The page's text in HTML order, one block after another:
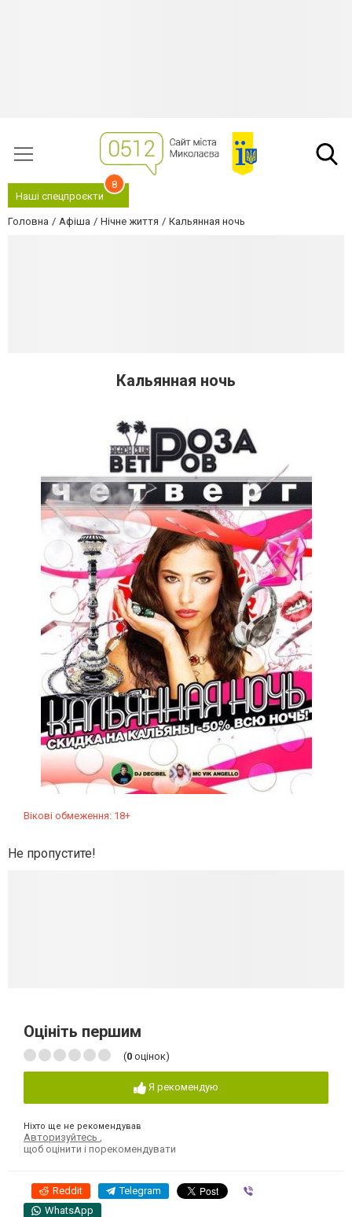
Наші спецпроєкти
8
Головна Афіша Нічне життя Кальянная ночь
Кальянная ночь
Вікові обмеження: 18+
Не пропустите!
Оцініть першим
(0 оцінок)
Я рекомендую
Ніхто ще не рекомендував
Авторизуйтесь
щоб оцінити і порекомендувати
Reddit Telegram
WhatsApp